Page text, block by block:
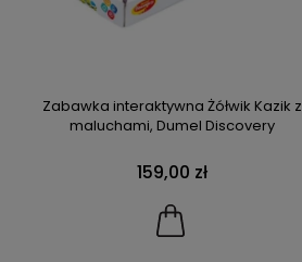
Zabawka interaktywna Żółwik Kazik z
maluchami, Dumel Discovery
159,00 zł